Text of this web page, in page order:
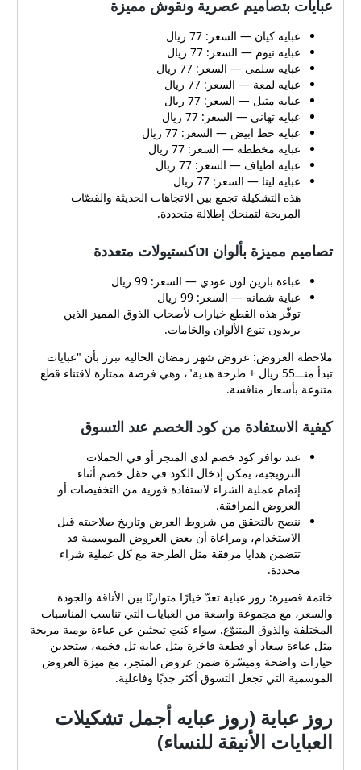
عبايات بتصاميم عصرية ونقوش مميزة
عبايه كيان — السعر: 77 ريال
عبايه نيوم — السعر: 77 ريال
عبايه سلمى — السعر: 77 ريال
عبايه لمعة — السعر: 77 ريال
عبايه مثيل — السعر: 77 ريال
عبايه تهاني — السعر: 77 ريال
عبايه خط ابيض — السعر: 77 ريال
عبايه مخططه — السعر: 77 ريال
عبايه اطياف — السعر: 77 ريال
عبايه لينا — السعر: 77 ريال
هذه التشكيلة تجمع بين الاتجاهات الحديثة والقصّات
المريحة لتمنحك إطلالة متجددة.
تصاميم مميزة بألوان וטكستيولات متعددة
عباءة بارين لون عودي — السعر: 99 ريال
عباية شمانه — السعر: 99 ريال
توفّر هذه القطع خيارات لأصحاب الذوق المميز الذين
يريدون تنوع الألوان والخامات.
ملاحظة العروض: عروض شهر رمضان الحالية تبرز بأن "عبايات
تبدأ منـــ55 ريال + طرحة هدية"، وهي فرصة ممتازة لاقتناء قطع
متنوعة بأسعار منافسة.
كيفية الاستفادة من كود الخصم عند التسوق
عند توافر كود خصم لدى المتجر أو في الحملات
الترويجية، يمكن إدخال الكود في حقل خصم أثناء
إتمام عملية الشراء لاستفادة فورية من التخفيضات أو
العروض المرافقة.
ننصح بالتحقق من شروط العرض وتاريخ صلاحيته قبل
الاستخدام، ومراعاة أن بعض العروض الموسمية قد
تتضمن هدايا مرفقة مثل الطرحة مع كل عملية شراء
محددة.
خاتمة قصيرة: روز عباية تعدّ خيارًا متوازنًا بين الأناقة والجودة
والسعر، مع مجموعة واسعة من العبايات التي تناسب المناسبات
المختلفة والذوق المتنوّع. سواء كنتِ تبحثين عن عباءة يومية مريحة
مثل عباءة سعاد أو قطعة فاخرة مثل عبايه تل فخمه، ستجدين
خيارات واضحة وميسّرة ضمن عروض المتجر، مع ميزة العروض
الموسمية التي تجعل التسوق أكثر جذبًا وفاعلية.
روز عباية (روز عبايه أجمل تشكيلات
العبايات الأنيقة للنساء)